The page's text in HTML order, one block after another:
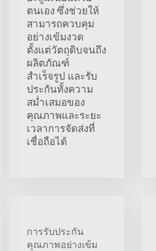
ตนเอง ซึ่งช่วยให้
สามารถควบคุม
อย่างเข้มงวด
ตั้งแต่วัตถุดิบจนถึง
ผลิตภัณฑ์
สำเร็จรูป และรับ
ประกันทั้งความ
สม่ำเสมอของ
คุณภาพและระยะ
เวลาการจัดส่งที่
เชื่อถือได้
การรับประกัน
คุณภาพอย่างเข้ม